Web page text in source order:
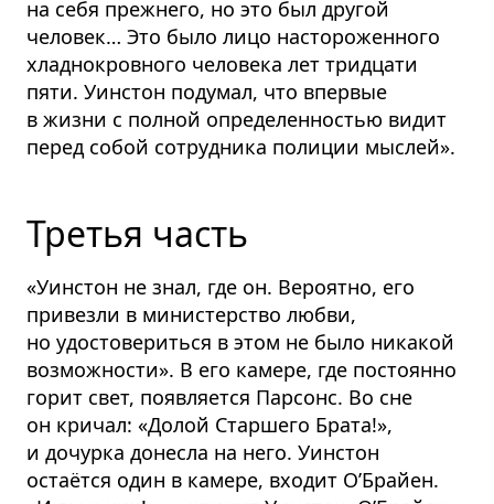
на себя прежнего, но это был другой
человек… Это было лицо насторо­женного
хладнокровного человека лет тридцати
пяти. Уинстон подумал, что впервые
в жизни с полной определенностью видит
перед собой сотрудника полиции мыслей».
Третья часть
«Уинстон не знал, где он. Вероятно, его
привезли в министерство любви,
но удостовериться в этом не было никакой
возможности». В его камере, где постоянно
горит свет, появляется Парсонс. Во сне
он кричал: «Долой Старшего Брата!»,
и дочурка донесла на него. Уинстон
остаётся один в камере, входит О’Брайен.